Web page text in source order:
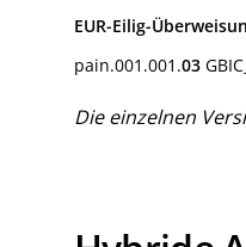
EUR-Eilig-
pain.001.001.03
Die einzelnen